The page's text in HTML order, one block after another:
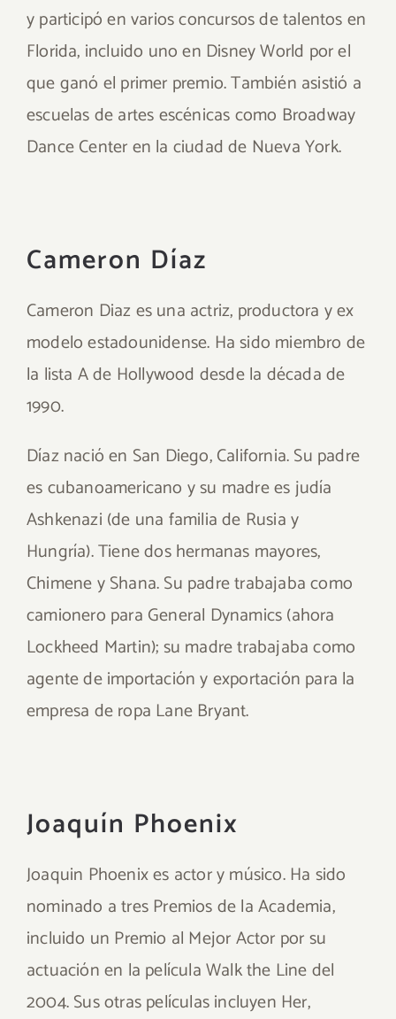
y participó en varios concursos de talentos en
Florida, incluido uno en Disney World por el
que ganó el primer premio. También asistió a
escuelas de artes escénicas como Broadway
Dance Center en la ciudad de Nueva York.
Cameron Díaz
Cameron Diaz es una actriz, productora y ex
modelo estadounidense. Ha sido miembro de
la lista A de Hollywood desde la década de
1990.
Díaz nació en San Diego, California. Su padre
es cubanoamericano y su madre es judía
Ashkenazi (de una familia de Rusia y
Hungría). Tiene dos hermanas mayores,
Chimene y Shana. Su padre trabajaba como
camionero para General Dynamics (ahora
Lockheed Martin); su madre trabajaba como
agente de importación y exportación para la
empresa de ropa Lane Bryant.
Joaquín Phoenix
Joaquin Phoenix es actor y músico. Ha sido
nominado a tres Premios de la Academia,
incluido un Premio al Mejor Actor por su
actuación en la película Walk the Line del
2004. Sus otras películas incluyen Her,